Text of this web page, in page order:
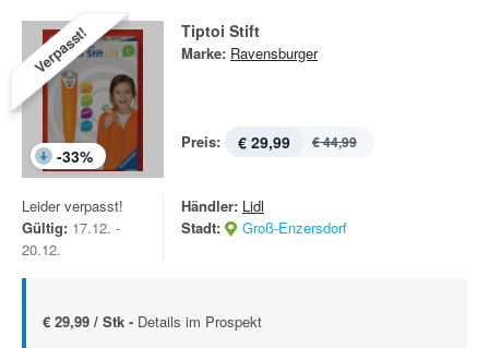
Verpasst!
-33%
Tiptoi Stift
Marke: Ravensburger
Preis: € 29,99 € 44,99
Leider verpasst!
Gültig: 17.12. -
20.12.
Händler: Lidl
Stadt:
Groß-Enzersdorf
€ 29,99 / Stk - Details im Prospekt